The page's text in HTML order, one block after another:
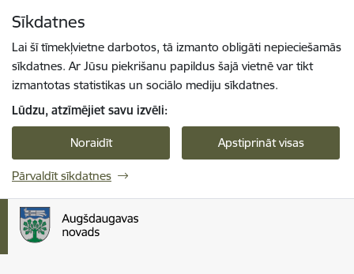
Sīkdatnes
Lai šī tīmekļvietne darbotos, tā izmanto obligāti nepieciešamās
sīkdatnes. Ar Jūsu piekrišanu papildus šajā vietnē var tikt
izmantotas statistikas un sociālo mediju sīkdatnes.
Lūdzu, atzīmējiet savu izvēli:
Noraidīt Apstiprināt visas
Pārvaldīt sīkdatnes